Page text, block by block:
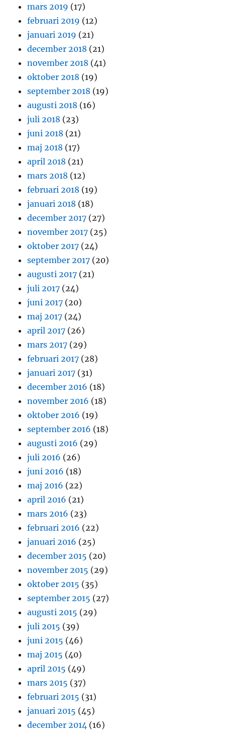
mars 2019 (17)
februari 2019 (12)
januari 2019 (21)
december 2018 (21)
november 2018 (41)
oktober 2018 (19)
september 2018 (19)
augusti 2018 (16)
juli 2018 (23)
juni 2018 (21)
maj 2018 (17)
april 2018 (21)
mars 2018 (12)
februari 2018 (19)
januari 2018 (18)
december 2017 (27)
november 2017 (25)
oktober 2017 (24)
september 2017 (20)
augusti 2017 (21)
juli 2017 (24)
juni 2017 (20)
maj 2017 (24)
april 2017 (26)
mars 2017 (29)
februari 2017 (28)
januari 2017 (31)
december 2016 (18)
november 2016 (18)
oktober 2016 (19)
september 2016 (18)
augusti 2016 (29)
juli 2016 (26)
juni 2016 (18)
maj 2016 (22)
april 2016 (21)
mars 2016 (23)
februari 2016 (22)
januari 2016 (25)
december 2015 (20)
november 2015 (29)
oktober 2015 (35)
september 2015 (27)
augusti 2015 (29)
juli 2015 (39)
juni 2015 (46)
maj 2015 (40)
april 2015 (49)
mars 2015 (37)
februari 2015 (31)
januari 2015 (45)
december 2014 (16)